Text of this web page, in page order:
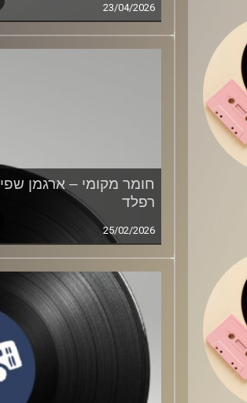
23/04/2026
חומר מקומי – ארגמן שפי
רפלד
25/02/2026